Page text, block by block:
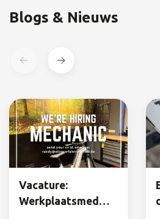
Blogs & Nieuws
Vacature:
Werkplaatsmedewerker